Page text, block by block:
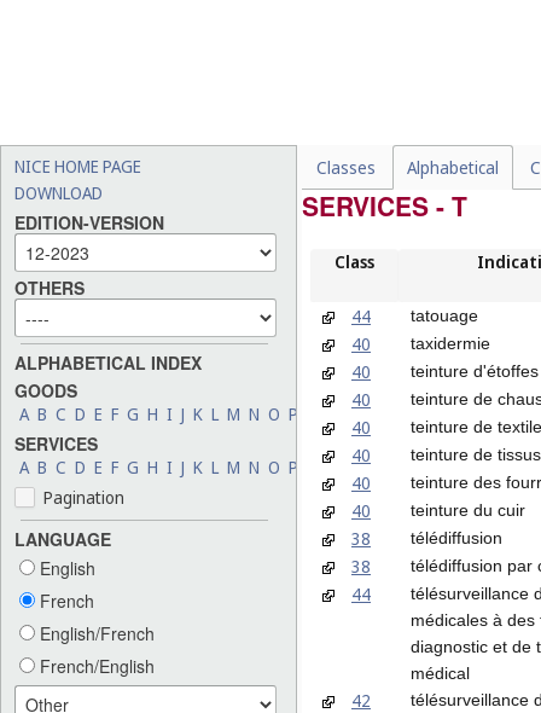
NICE HOME PAGE
DOWNLOAD
EDITION-VERSION
OTHERS
ALPHABETICAL INDEX
GOODS
A B C D E F G H I J K L M N O P R S T
SERVICES
A B C D E F G H I J K L M N O P R S T V W X Y Z
Pagination
LANGUAGE
English
French
English/French
French/English
Classes Alphabetical
SERVICES - T
Class
44 tatouage
40 taxidermie
40 teinture d'étoffes
40 teinture de
40 teinture de
40 teinture de tissus
40 teinture des
40 teinture du cuir
38 télédiffusion
38 télédiffusion par
44
télésurveillance
médicales à des
diagnostic et de
médical
42
télésurveillance